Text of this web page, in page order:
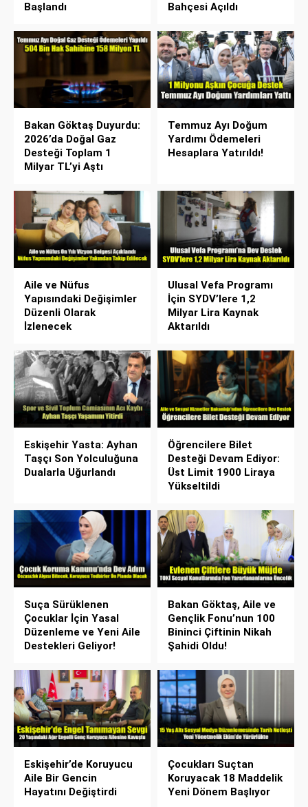
Başlandı
Bahçesi Açıldı
Bakan Göktaş Duyurdu:
2026’da Doğal Gaz
Desteği Toplam 1
Milyar TL’yi Aştı
Temmuz Ayı Doğum
Yardımı Ödemeleri
Hesaplara Yatırıldı!
Aile ve Nüfus
Yapısındaki Değişimler
Düzenli Olarak
İzlenecek
Ulusal Vefa Programı
İçin SYDV’lere 1,2
Milyar Lira Kaynak
Aktarıldı
Eskişehir Yasta: Ayhan
Taşçı Son Yolculuğuna
Dualarla Uğurlandı
Öğrencilere Bilet
Desteği Devam Ediyor:
Üst Limit 1900 Liraya
Yükseltildi
Suça Sürüklenen
Çocuklar İçin Yasal
Düzenleme ve Yeni Aile
Destekleri Geliyor!
Bakan Göktaş, Aile ve
Gençlik Fonu’nun 100
Bininci Çiftinin Nikah
Şahidi Oldu!
Eskişehir’de Koruyucu
Aile Bir Gencin
Hayatını Değiştirdi
Çocukları Suçtan
Koruyacak 18 Maddelik
Yeni Dönem Başlıyor